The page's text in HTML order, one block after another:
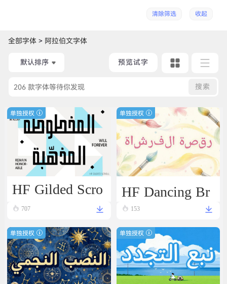
清除筛选 收起
全部字体 > 阿拉伯文字体
搜索
预览试字
默认排序
单独授权
HF Gilded Scro
ll 707
单独授权
HF Dancing Br
ush
153
单独授权 单独授权